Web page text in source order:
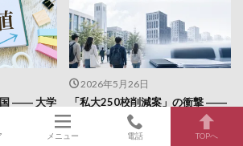
国 ―― 大学
若者の主
が「点
2026年5月26日
「私大250校削減案」の衝撃 ――
財務省と文科省の対立が映し出す
大学政策の行方 / 私大増設の背景
メニュー 電話 TOPへ